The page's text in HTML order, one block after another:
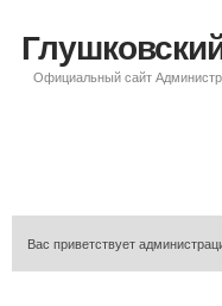
Официальный сайт
Вас приветствует